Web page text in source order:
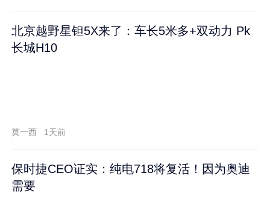
北京越野星钽5X来了：车长5米多+双动力 Pk
长城H10
莫一西 1天前
保时捷CEO证实：纯电718将复活！因为奥迪
需要